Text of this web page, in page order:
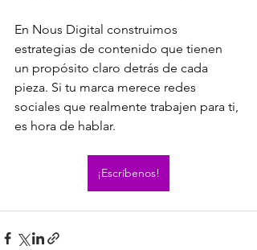
En Nous Digital construimos
estrategias de contenido que tienen
un propósito claro detrás de cada
pieza. Si tu marca merece redes
sociales que realmente trabajen para ti,
es hora de hablar.
¡Escríbenos!